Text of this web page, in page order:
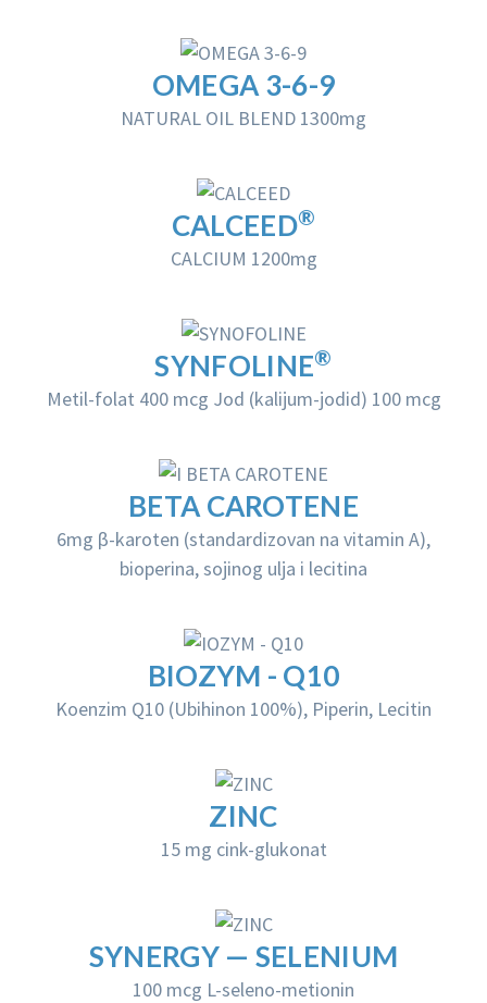
OMEGA 3-6-9
NATURAL OIL BLEND 1300mg
CALCEED®
CALCIUM 1200mg
SYNFOLINE®
Metil-folat 400 mcg Jod (kalijum-jodid) 100 mcg
BETA CAROTENE
6mg β-karoten (standardizovan na vitamin A),
bioperina, sojinog ulja i lecitina
BIOZYM - Q10
Koenzim Q10 (Ubihinon 100%), Piperin, Lecitin
ZINC
15 mg cink-glukonat
SYNERGY — SELENIUM
100 mcg L-seleno-metionin